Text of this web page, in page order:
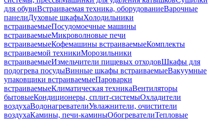
для обувиВстраиваемая техника, оборудованиеВарочные
панелиДуховые шкафыХолодильники
встраиваемыеПосудомоечные машины
встраиваемыеМикроволновые печи
встраиваемыеКофемашины встраиваемыеКомплекты
встраиваемой техникиМорозильники
встраиваемыеИзмельчители пищевых отходовШкафы для
подогрева посудыВинные шкафы встраиваемыеВакуумные
упаковщики встраиваемыеПароварки
встраиваемыеКлиматическая техникаВентиляторы
бытовыеКондиционеры, сплит-системыОхладители
воздухаВодонагревателиУвлажнители, очистители
воздухаКамины, печи-каминыОбогревателиТепловые